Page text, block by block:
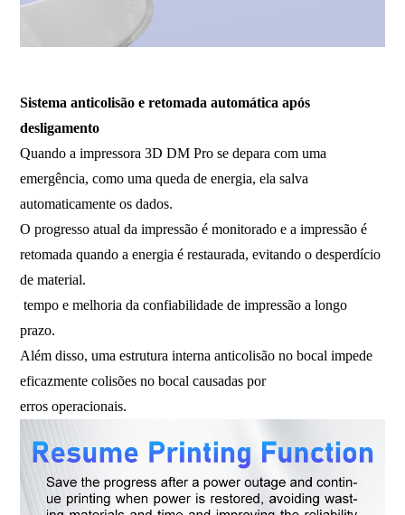
Sistema anticolisão e retomada automática após
desligamento
Quando a impressora 3D DM Pro se depara com uma
emergência, como uma queda de energia, ela salva
automaticamente os dados.
O progresso atual da impressão é monitorado e a impressão é
retomada quando a energia é restaurada, evitando o desperdício
de material.
tempo e melhoria da confiabilidade de impressão a longo
prazo.
Além disso, uma estrutura interna anticolisão no bocal impede
eficazmente colisões no bocal causadas por
erros operacionais.